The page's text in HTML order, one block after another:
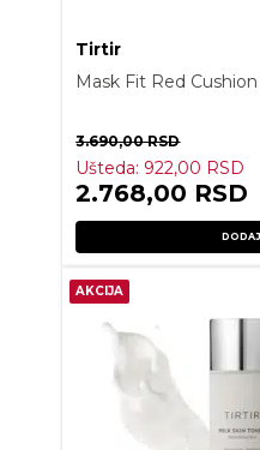
Tirtir
Mask Fit Red
3.690,00RSD
Ušteda: 922,00 RSD
2.768,00 RSD
AKCIJA